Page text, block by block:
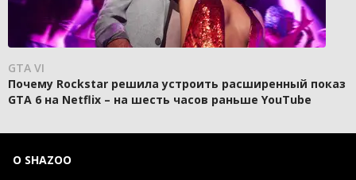
GTA VI
Почему Rockstar решила устроить расширенный показ
GTA 6 на Netflix – на шесть часов раньше YouTube
О SHAZOO